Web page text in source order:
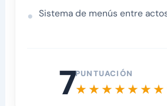
Sistema de menús entre
7PUNTUACIÓN